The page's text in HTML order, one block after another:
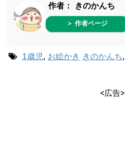
作者： きのかんち
＞ 作者ページ
1歳児, お絵かき きのかんち,
<広告>